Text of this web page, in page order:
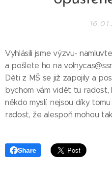
Vyhlásili jsme výzvu-
a pošlete ho na
Děti z MŠ se již zapojily a
bychom vám vidět tu radost,
někdo myslí, nejsou díky
radost, že alespoň mohou
Share